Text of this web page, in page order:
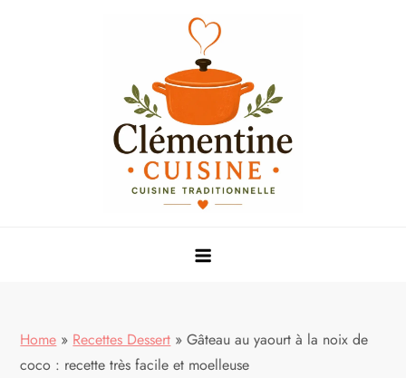
Home » Recettes Dessert » Gâteau au yaourt à la noix de
coco : recette très facile et moelleuse